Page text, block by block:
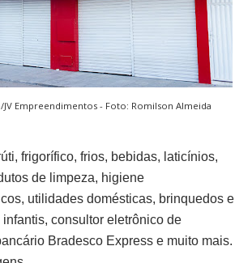
JV Empreendimentos - Foto: Romilson Almeida
frigorífico, frios, bebidas, laticínios,
de limpeza, higiene
utilidades domésticas, brinquedos e
consultor eletrônico de
Bradesco Express e muito mais.